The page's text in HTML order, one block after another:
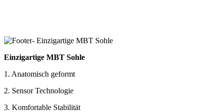
Einzigartige MBT Sohle
1. Anatomisch geformt
2. Sensor Technologie
3. Komfortable Stabilität